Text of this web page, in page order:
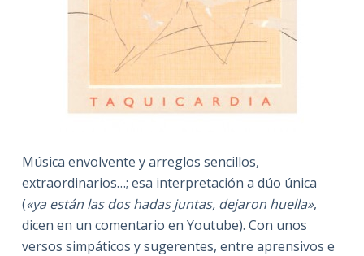
Música envolvente y arreglos sencillos,
extraordinarios…; esa interpretación a dúo única
(«ya están las dos hadas juntas, dejaron huella»,
dicen en un comentario en Youtube). Con unos
versos simpáticos y sugerentes, entre aprensivos e